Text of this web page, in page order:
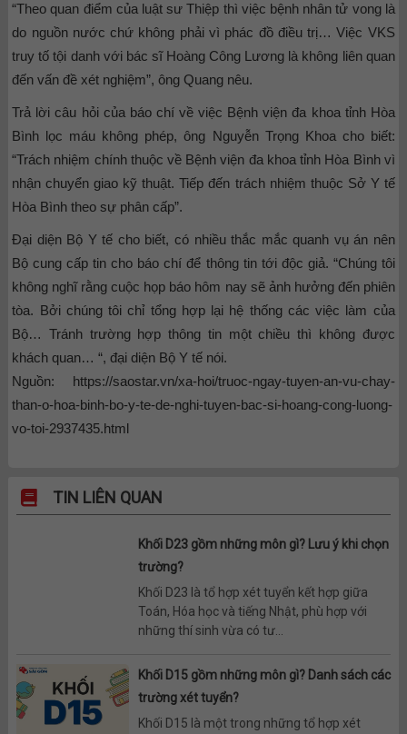
“Theo quan điểm của luật sư Thiệp thì việc bệnh nhân tử vong là
do nguồn nước chứ không phải vì phác đồ điều trị… Việc VKS
truy tố tội danh với bác sĩ Hoàng Công Lương là không liên quan
đến vấn đề xét nghiệm”, ông Quang nêu.
Trả lời câu hỏi của báo chí về việc Bệnh viện đa khoa tỉnh Hòa
Bình lọc máu không phép, ông Nguyễn Trọng Khoa cho biết:
“Trách nhiệm chính thuộc về Bệnh viện đa khoa tỉnh Hòa Bình vì
nhận chuyển giao kỹ thuật. Tiếp đến trách nhiệm thuộc Sở Y tế
Hòa Bình theo sự phân cấp”.
Đại diện Bộ Y tế cho biết, có nhiều thắc mắc quanh vụ án nên
Bộ cung cấp tin cho báo chí để thông tin tới độc giả. “Chúng tôi
không nghĩ rằng cuộc họp báo hôm nay sẽ ảnh hưởng đến phiên
tòa. Bởi chúng tôi chỉ tổng hợp lại hệ thống các việc làm của
Bộ… Tránh trường hợp thông tin một chiều thì không được
khách quan… “, đại diện Bộ Y tế nói.
Nguồn: https://saostar.vn/xa-hoi/truoc-ngay-tuyen-an-vu-chay-
than-o-hoa-binh-bo-y-te-de-nghi-tuyen-bac-si-hoang-cong-luong-
vo-toi-2937435.html
TIN LIÊN QUAN
Khối D23 gồm những môn gì? Lưu ý khi chọn
trường?
Khối D23 là tổ hợp xét tuyển kết hợp giữa
Toán, Hóa học và tiếng Nhật, phù hợp với
những thí sinh vừa có tư...
Khối D15 gồm những môn gì? Danh sách các
trường xét tuyển?
Khối D15 là một trong những tổ hợp xét